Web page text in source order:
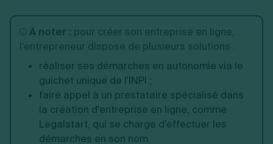
À noter : pour créer son entreprise en ligne,
l'entrepreneur dispose de plusieurs solutions :
réaliser ses démarches en autonomie via le
guichet unique de l'INPI ;
faire appel à un prestataire spécialisé dans
la création d'entreprise en ligne, comme
Legalstart, qui se charge d'effectuer les
démarches en son nom.